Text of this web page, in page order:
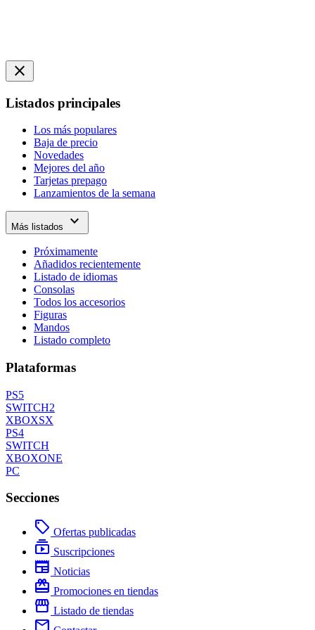
close
Listados principales
Los más populares
Baja de precio
Novedades
Mejores del año
Tarjetas prepago
Lanzamientos de la semana
Más listados expand_more
Próximamente
Añadidos recientemente
Listado de idiomas
Consolas
Todos los accesorios
Figuras
Mandos
Listado completo
Plataformas
PS5
SWITCH2
XBOXSX
PS4
SWITCH
XBOXONE
PC
Secciones
local_offer Ofertas publicadas
subscriptions Suscripciones
newspaper Noticias
redeem Promociones en tiendas
storefront Listado de tiendas
mail